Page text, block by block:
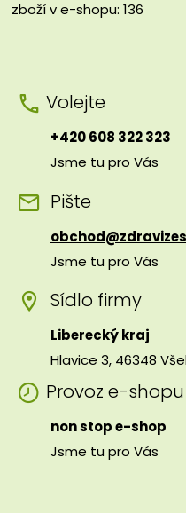
zboží v e-shopu: 136
Volejte
+420 608 322 323
Jsme tu pro Vás
Pište
Jsme tu pro Vás
Sídlo firmy
Liberecký kraj
Hlavice 3, 46348
Provoz e-shopu
non stop e-shop
Jsme tu pro Vás